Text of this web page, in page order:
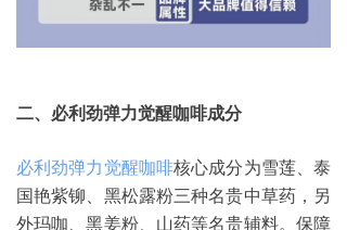
二、必利劲弹力觉醒咖啡成分
必利劲弹力觉醒咖啡核心成分为雪莲、泰
国艳紫铆、黑松露粉三种名贵中草药，另
外玛咖、黑姜粉、山药等名贵辅料。保障